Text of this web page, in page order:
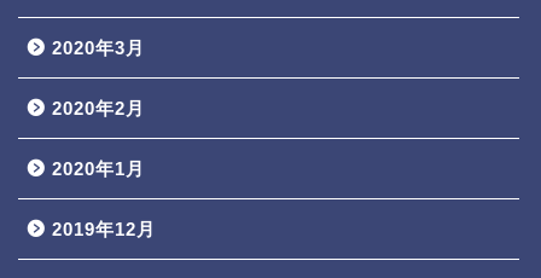
2020年3月
2020年2月
2020年1月
2019年12月